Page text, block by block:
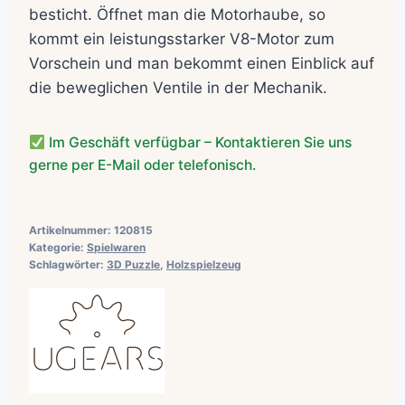
besticht. Öffnet man die Motorhaube, so
kommt ein leistungsstarker V8-Motor zum
Vorschein und man bekommt einen Einblick auf
die beweglichen Ventile in der Mechanik.
Im Geschäft verfügbar – Kontaktieren Sie uns
gerne per E-Mail oder telefonisch.
Artikelnummer: 120815
Kategorie: Spielwaren
Schlagwörter: 3D Puzzle Holzspielzeug